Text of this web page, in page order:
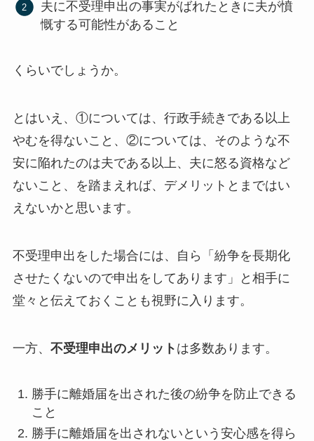
夫に不受理申出の事実がばれたときに夫が憤
慨する可能性があること
くらいでしょうか。
とはいえ、①については、行政手続きである以上
やむを得ないこと、②については、そのような不
安に陥れたのは夫である以上、夫に怒る資格など
ないこと、を踏まえれば、デメリットとまではい
えないかと思います。
不受理申出をした場合には、自ら「紛争を長期化
させたくないので申出をしてあります」と相手に
堂々と伝えておくことも視野に入ります。
一方、 不受理申出のメリット は多数あります。
勝手に離婚届を出された後の紛争を防止できる
こと
勝手に離婚届を出されないという安心感を得ら